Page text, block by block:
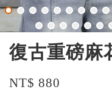
復古重磅麻
NT$ 880